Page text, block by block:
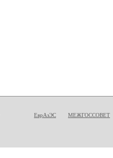
ЕврАзЭС МЕЖГОССОВЕТ